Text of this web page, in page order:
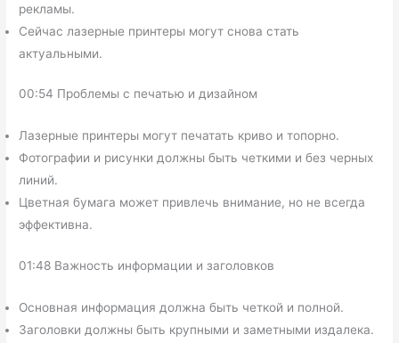
рекламы.
Сейчас лазерные принтеры могут снова стать
актуальными.
00:54 Проблемы с печатью и дизайном
Лазерные принтеры могут печатать криво и топорно.
Фотографии и рисунки должны быть четкими и без черных
линий.
Цветная бумага может привлечь внимание, но не всегда
эффективна.
01:48 Важность информации и заголовков
Основная информация должна быть четкой и полной.
Заголовки должны быть крупными и заметными издалека.